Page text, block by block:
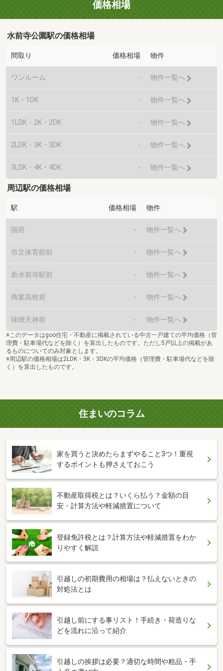
価格相場
水前寺公園駅の価格相場
間取り 価格相場 物件
ワンルーム - 物件一覧へ
1K・1DK - 物件一覧へ
1LDK・2K・2DK - 物件一覧へ
2LDK・3K・3DK - 物件一覧へ
3LDK・4K・4DK - 物件一覧へ
周辺駅の価格相場
駅 価格相場 物件
国府 - 物件一覧へ
市立体育館前 - 物件一覧へ
新水前寺駅前 - 物件一覧へ
商業高校前 - 物件一覧へ
味噌天神前 - 物件一覧へ
※このデータはgoo住宅・不動産に掲載されている中古一戸建ての平均価格（管
理費・駐車場代などを除く）を算出したものです。ただし5戸以上の掲載があ
るものについてのみ対象とします。
※周辺駅の価格相場は2LDK・3K・3DKの平均価格（管理費・駐車場代などを除
く）を算出したものです。
住まいのコラム
家を買うと決めたらまずやること3つ！重視
するポイントも押さえておこう
不動産取得税とは？いくら払う？金額の目
安・計算方法や軽減措置について
登録免許税とは？計算方法や軽減措置をわか
りやすく解説
引越しの初期費用の相場は？払えないときの
対処法とは
引越し前にする事リスト！手続き・荷造りな
どを流れに沿って紹介
引越しの挨拶は必要？適切な時間や粗品・手